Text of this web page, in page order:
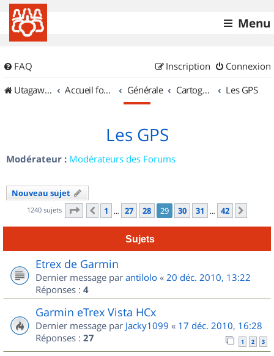
Menu
FAQ Connexion
Inscription
UtagawaVTT (Randos VTT et VTTAE avec traces GPS)
Accueil forum Générale Cartographie et GPS Les GPS
Les GPS
Modérateur : Modérateurs des Forums
Nouveau sujet
1240 sujets Page 29 sur42
Précédent
1 … 27 28 29 30 31 … 42
Sujets
Etrex de Garmin
Dernier message par antilolo « 20 déc. 2010, 13:22
Réponses : 4
Garmin eTrex Vista HCx
Dernier message par Jacky1099 « 17 déc. 2010, 16:28
Réponses : 27 1 2 3